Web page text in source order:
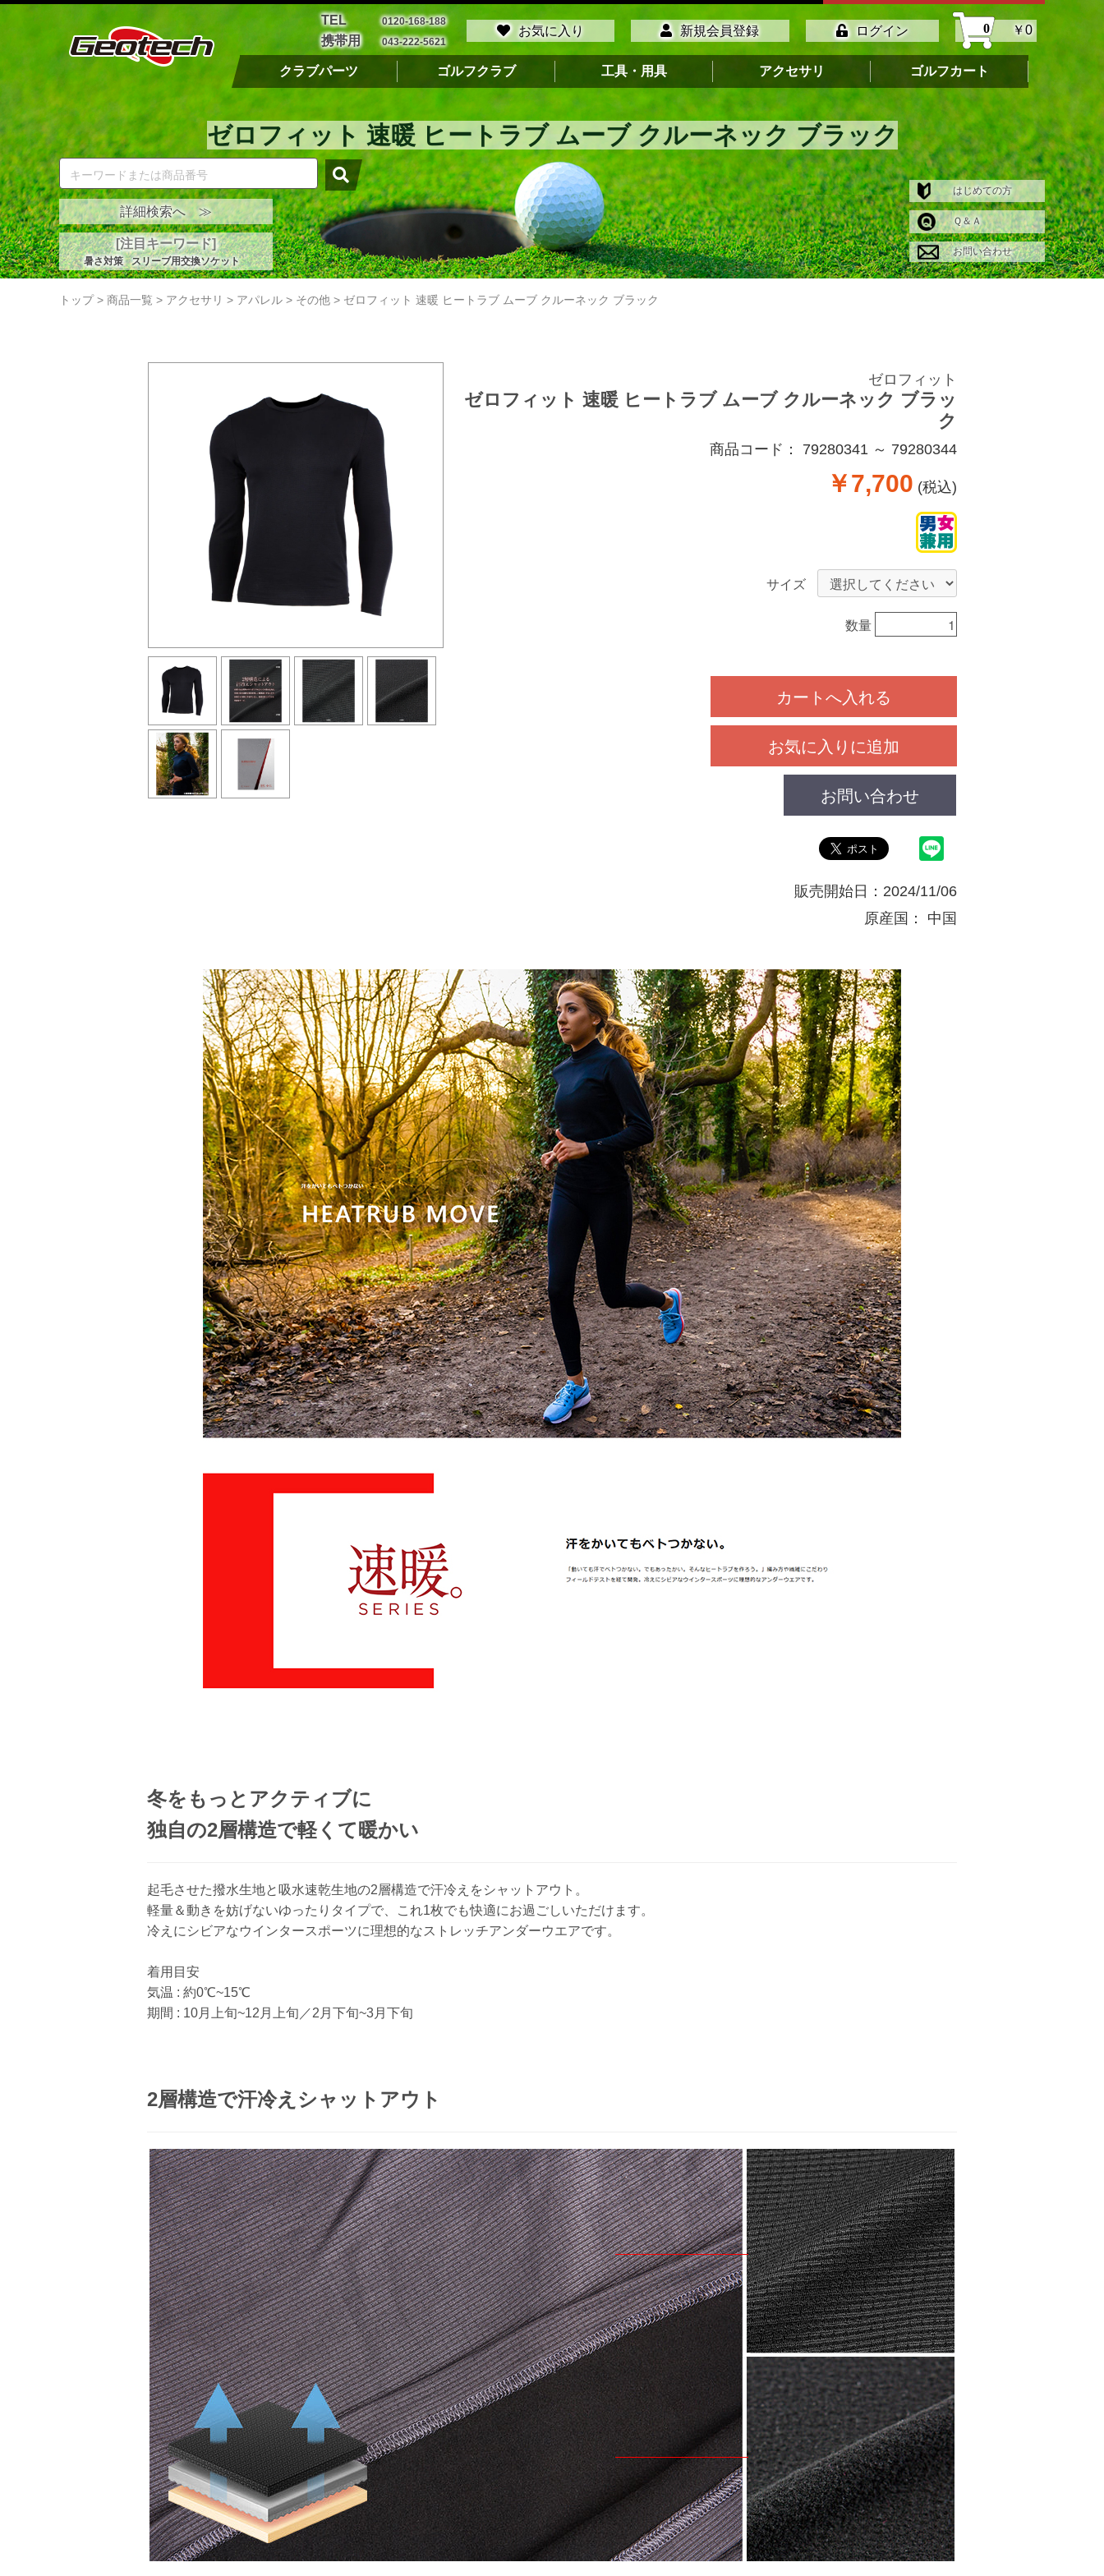
TEL 0120-168-188
携帯用 043-222-5621
お気に入り 新規会員登録 ログイン 0 ￥0
クラブパーツ ゴルフクラブ 工具・用具 アクセサリ ゴルフカート
ゼロフィット 速暖 ヒートラブ ムーブ クルーネック ブラック
詳細検索へ ≫
[注目キーワード]
暑さ対策 スリーブ用交換ソケット
はじめての方
Ｑ＆Ａ
お問い合わせ
トップ > 商品一覧 > アクセサリ > アパレル > その他 > ゼロフィット 速暖 ヒートラブ ムーブ クルーネック ブラック
ゼロフィット
ゼロフィット 速暖 ヒートラブ ムーブ クルーネック ブラッ
ク
商品コード： 79280341 ～ 79280344
￥7,700 (税込)
サイズ
数量
カートへ入れる
お気に入りに追加
お問い合わせ
販売開始日：2024/11/06
原産国： 中国
冬をもっとアクティブに
独自の2層構造で軽くて暖かい
起毛させた撥水生地と吸水速乾生地の2層構造で汗冷えをシャットアウト。
軽量＆動きを妨げないゆったりタイプで、これ1枚でも快適にお過ごしいただけます。
冷えにシビアなウインタースポーツに理想的なストレッチアンダーウエアです。
着用目安
気温 : 約0℃~15℃
期間 : 10月上旬~12月上旬／2月下旬~3月下旬
2層構造で汗冷えシャットアウト